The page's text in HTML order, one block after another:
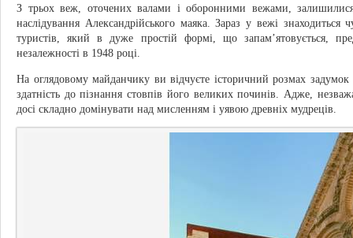
З трьох веж, оточених валами і оборонними вежами, залишилися
наслідування Александрійського маяка. Зараз у вежі
туристів, який в дуже простій формі, що запам’ятовується,
незалежності в 1948 році.
На оглядовому майданчику ви відчуєте історичний розмах
здатність до пізнання стовпів його великих починів. Адже,
досі складно домінувати над мисленням і уявою древніх мудреців.